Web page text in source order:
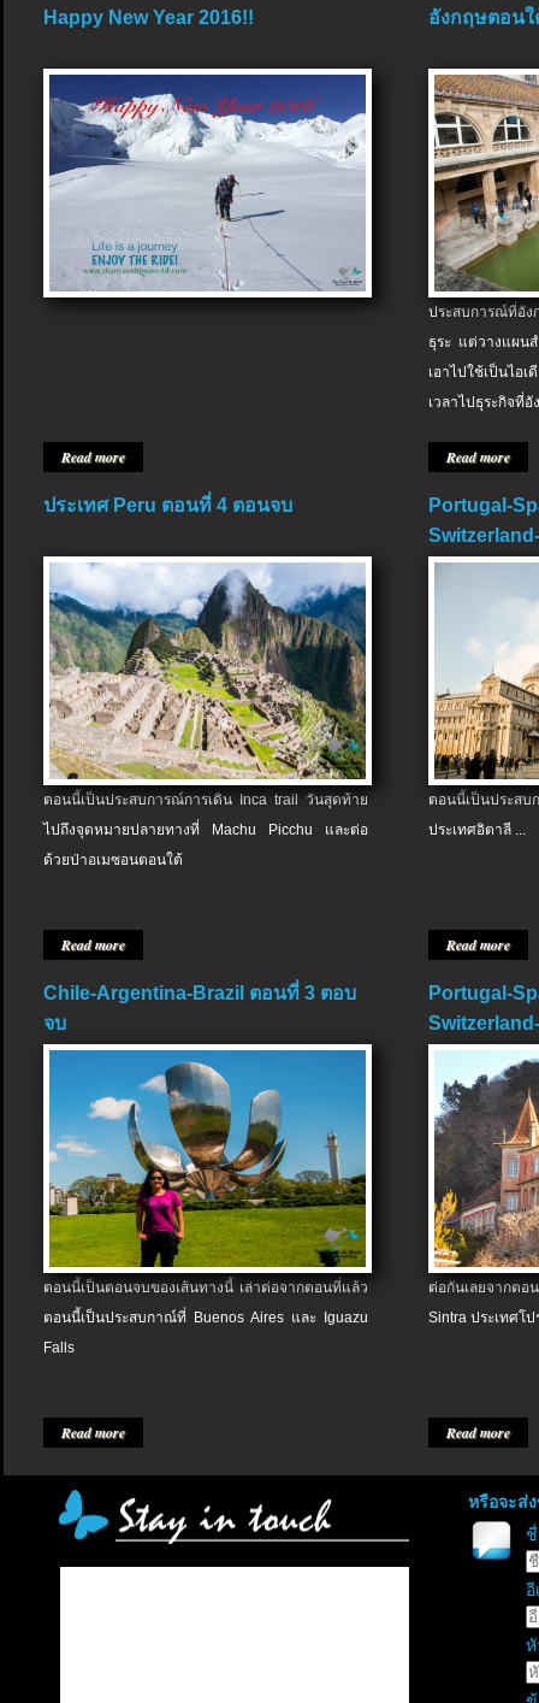
Happy New Year 2016!!
Read more
อังกฤษตอนใ
ประสบการณ์ที่อัง
ธุระ แต่วางแผน
เอาไปใช้เป็นไอ
เวลาไปธุระกิจที่อั
Read more
ประเทศ Peru ตอนที่ 4 ตอนจบ
ตอนนี้เป็นประสบการณ์การเดิน Inca trail วันสุดท้าย
ไปถึงจุดหมายปลายทางที่ Machu Picchu และต่อ
ด้วยป่าอเมซอนตอนใต้
Read more
Portugal-
ตอนนี้เป็นประส
ประเทศอิตาลี ...
Read more
Chile-Argentina-Brazil ตอนที่ 3 ตอบ
จบ
ตอนนี้เป็นตอนจบของเส้นทางนี้ เล่าต่อจากตอนที่แล้ว
ตอนนี้เป็นประสบกาณ์ที่ Buenos Aires และ Iguazu
Falls
Read more
Portugal-
ต่อกันเลยจากต
Sintra ประเทศโป
Read more
หรือจะส่
อี
หั